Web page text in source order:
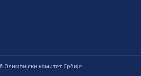
Олимпијски комитет Србије